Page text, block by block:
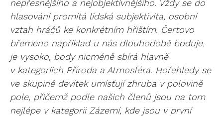
nepřesnějšího a nejobjektivnějšího. Vždy se do
hlasování promítá lidská subjektivita, osobní
vztah hráčů ke konkrétním hřištím. Čertovo
břemeno například u nás dlouhodobě boduje,
je vysoko, body nicméně sbírá hlavně
v kategoriích Příroda a Atmosféra. Hořehledy se
ve skupině devítek umísťují zhruba v polovině
pole, přičemž podle našich členů jsou na tom
nejlépe v kategorii Zázemí, kde jsou v první